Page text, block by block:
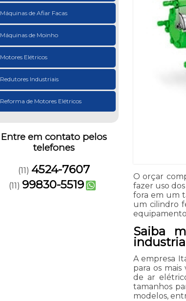
Máquinas de Afiar Facas
Máquinas de Moinho
Motores Elétricos
Redutores Industriais
Reforma de Motores Elétricos
Entre em contato pelos
telefones
(11) 4524-7607
(11) 99830-5519
O orçar
fazer uso
fora em um
um cilindro
Saiba
A empresa
para os
de ar
tamanhos
modelos,